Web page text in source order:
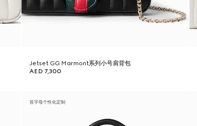
Jetset GG Marmont系列小号肩背包
AED 7,300
首字母个性化定制